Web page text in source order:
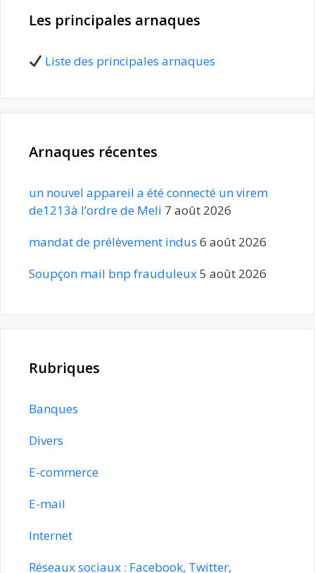
Les principales arnaques
Liste des principales arnaques
Arnaques récentes
un nouvel appareil a été connecté un virem
de1213à l’ordre de Meli 7 août 2026
mandat de prélèvement indus 6 août 2026
Soupçon mail bnp frauduleux5 août 2026
Rubriques
Banques
Divers
E-commerce
E-mail
Internet
Réseaux sociaux : Facebook, Twitter,